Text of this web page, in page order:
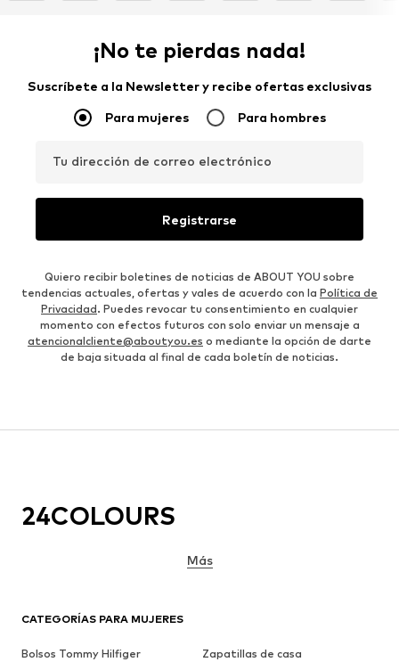
¡No te pierdas nada!
Suscríbete a la Newsletter y recibe ofertas exclusivas
Para mujeres Para hombres
Tu dirección de correo electrónico
Registrarse
Quiero recibir boletines de noticias de ABOUT YOU sobre
tendencias actuales, ofertas y vales de acuerdo con la Política de
Privacidad. Puedes revocar tu consentimiento en cualquier
momento con efectos futuros con solo enviar un mensaje a
atencionalcliente@aboutyou.es o mediante la opción de darte
de baja situada al final de cada boletín de noticias.
CATEGORÍAS PARA MUJERES
Bolsos Tommy Hilfiger
Zapatillas de casa
24COLOURS
Más